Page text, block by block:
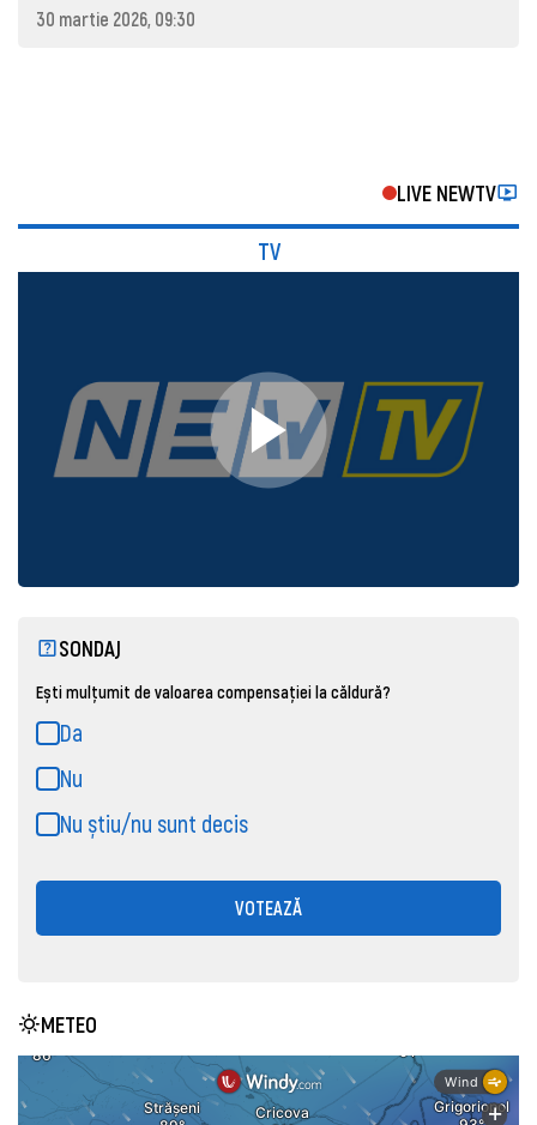
30 martie 2026, 09:30
LIVE NEWTV
TV
SONDAJ
Ești mulțumit de valoarea compensației la căldură?
Da
Nu
Nu știu/nu sunt decis
VOTEAZĂ
METEO